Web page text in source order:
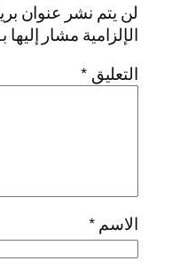
لن يتم نشر عنوان
الإلزامية مشار إليها
التعليق *
الاسم*